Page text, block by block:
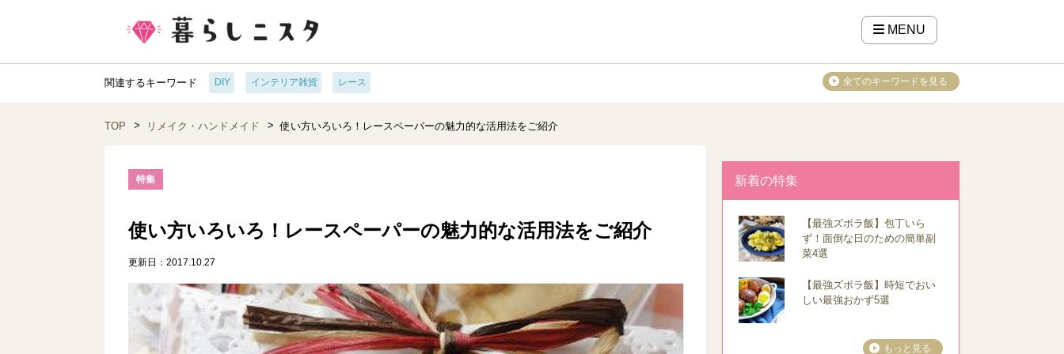
MENU
関連するキーワード DIY インテリア雑貨 レース 全てのキーワードを見る
TOP リメイク・ハンドメイド 使い方いろいろ！レースペーパーの魅力的な活用法をご紹介
特集
使い方いろいろ！レースペーパーの魅力的な活用法をご紹介
更新日：2017.10.27
新着の特集
【最強ズボラ飯】包丁いら
ず！面倒な日のための簡単副
菜4選
【最強ズボラ飯】時短でおい
しい最強おかず5選
もっと見る